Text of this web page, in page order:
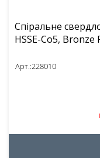
Спіральне
Арт.:228010